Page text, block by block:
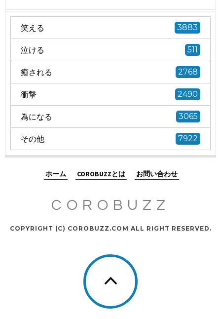
笑える 3883
泣ける 511
癒される 2768
衝撃 2490
為になる 3065
その他 7922
ホーム COROBUZZとは お問い合わせ
COROBUZZ
COPYRIGHT (C) COROBUZZ.COM ALL RIGHT RESERVED.